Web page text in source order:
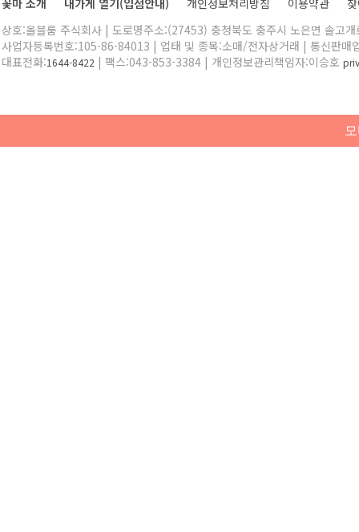
꽃마 소개 내가게 열기(입점안내) 개인정보처리방침 이용약관
상호:올블룸 주식회사 | 도로명주소:(27453) 충청북도 충주시 노은면 솔고
사업자등록번호:105-86-84013 | 업태 및 종목:소매/전자상거래 | 통신판매
대표전화:1644-8422 | 팩스:043-853-3384 | 개인정보관리책임자:이승호